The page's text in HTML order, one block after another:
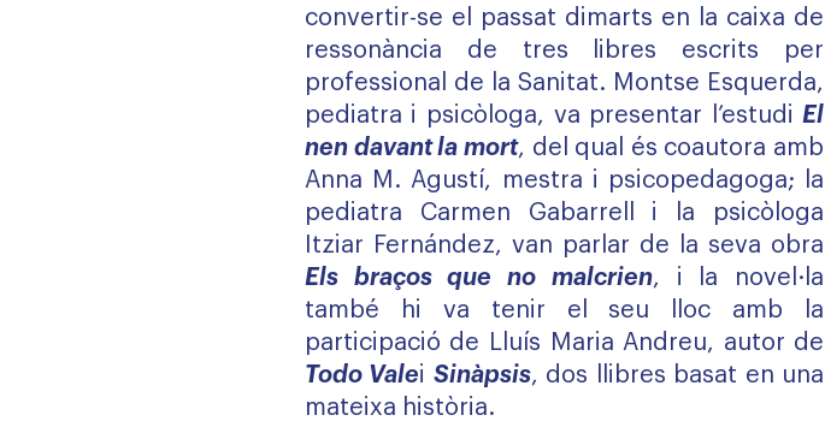
convertir-se el passat dimarts en la caixa de
ressonància de tres libres escrits per
professional de la Sanitat. Montse Esquerda,
pediatra i psicòloga, va presentar l’estudiEl
nen davant la mort, del qual és coautora amb
Anna M. Agustí, mestra i psicopedagoga; la
pediatra Carmen Gabarrell i la psicòloga
Itziar Fernández, van parlar de la seva obra
Els braços que no malcrien, i la novel·la
també hi va tenir el seu lloc amb la
participació de Lluís Maria Andreu, autor de
Todo Valei Sinàpsis, dos llibres basat en una
mateixa història.